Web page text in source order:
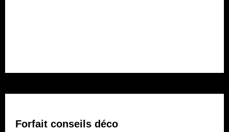
Forfait conseils déco